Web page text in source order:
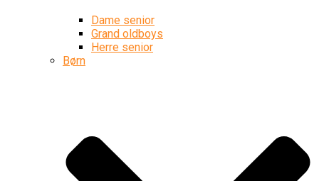
Dame senior
Grand oldboys
Herre senior
Børn